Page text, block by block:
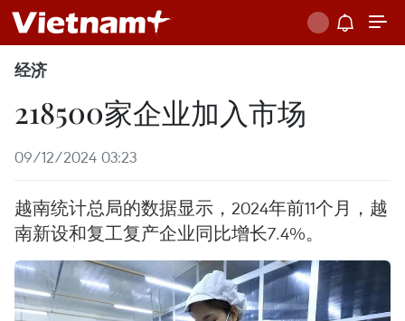
经济
218500家企业加入市场
09/12/2024 03:23
越南统计总局的数据显示，2024年前11个月，越
南新设和复工复产企业同比增长7.4%。